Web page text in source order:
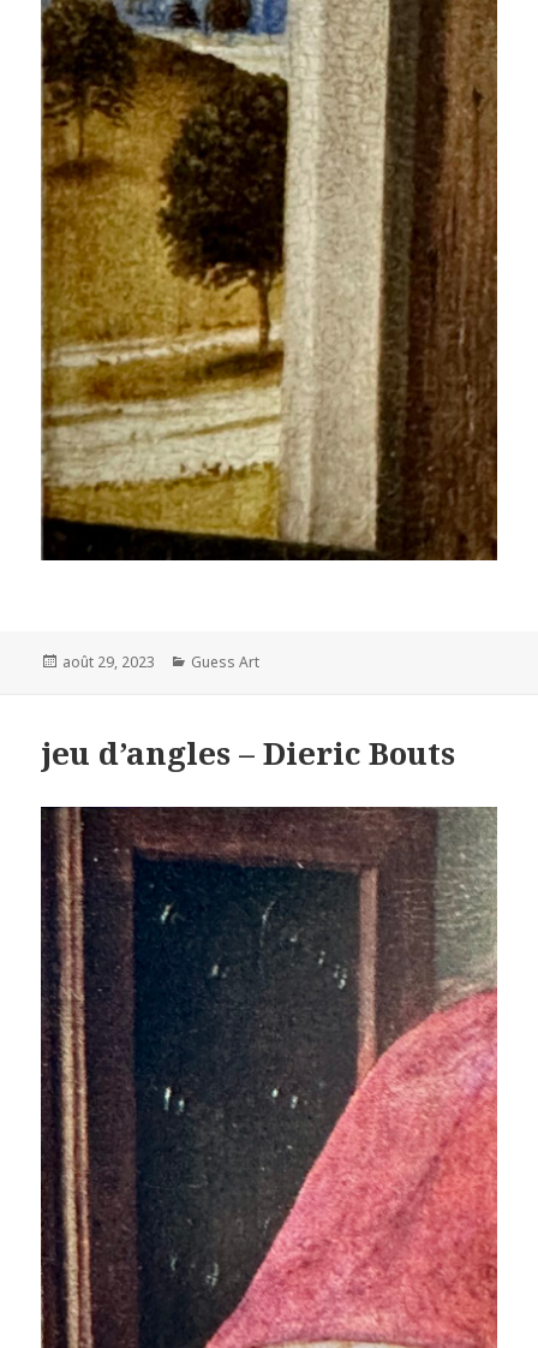
Posted
août 29, 2023 Categories
Guess Art
jeu d’angles – Dieric Bouts